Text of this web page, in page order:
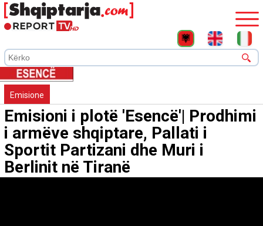
Emisione
Emisioni i plotë 'Esencë'| Prodhimi
i armëve shqiptare, Pallati i
Sportit Partizani dhe Muri i
Berlinit në Tiranë